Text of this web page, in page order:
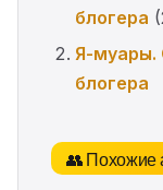
блогера
Я-муары.
блогера
👥 Похожие